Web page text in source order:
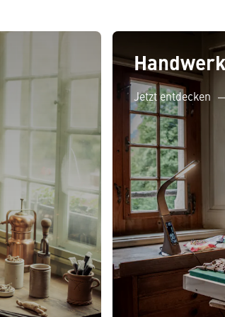
Jetzt entdecken